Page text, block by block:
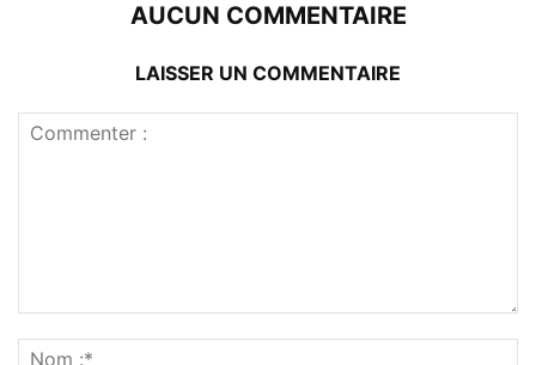
AUCUN COMMENTAIRE
LAISSER UN COMMENTAIRE